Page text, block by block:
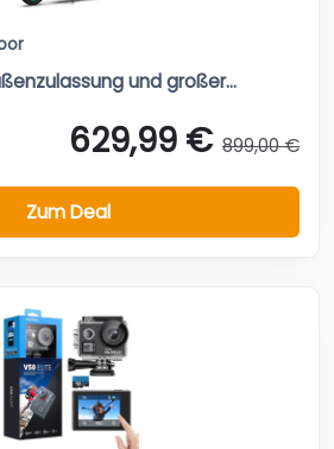
und großer...
629,99 € 899,00 €
Zum Deal